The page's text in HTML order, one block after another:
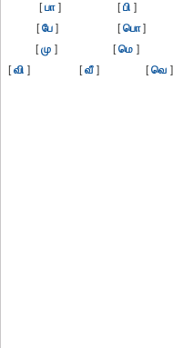
[பா] [பி ]
[பே ] [பொ]
[மு ] [மெ ]
[வி ] [வீ] [வெ ]